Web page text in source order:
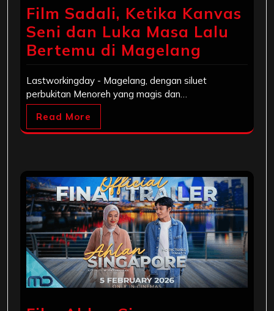
Film Sadali, Ketika Kanvas
Seni dan Luka Masa Lalu
Bertemu di Magelang
Lastworkingday - Magelang, dengan siluet
perbukitan Menoreh yang magis dan…
Read More